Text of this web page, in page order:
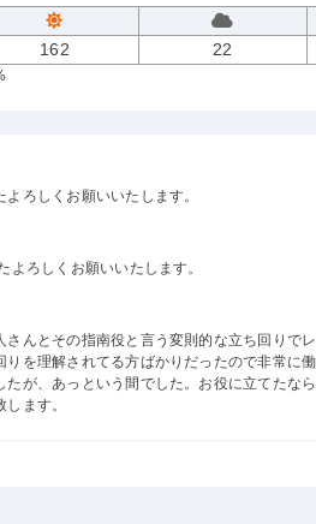
162 22
ろしくお願いいたします。
よろしくお願いいたします。
さんとその指南役と言う変則的な立ち回りで
りを理解されてる方ばかりだったので非常に
たが、あっという間でした。お役に立てたな
ます。